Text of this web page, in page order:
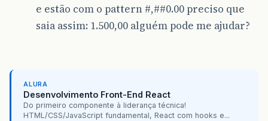
e estão com o pattern #,##0.00 preciso que
saia assim: 1.500,00 alguém pode me ajudar?
ALURA
Desenvolvimento Front-End React
Do primeiro componente à liderança técnica!
HTML/CSS/JavaScript fundamental, React com hooks e...